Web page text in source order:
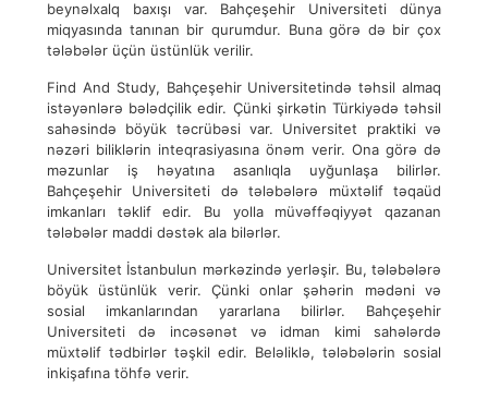
beynəlxalq baxışı var. Bahçeşehir Universiteti dünya
miqyasında tanınan bir qurumdur. Buna görə də bir çox
tələbələr üçün üstünlük verilir.
Find And Study, Bahçeşehir Universitetində təhsil almaq
istəyənlərə bələdçilik edir. Çünki şirkətin Türkiyədə təhsil
sahəsində böyük təcrübəsi var. Universitet praktiki və
nəzəri biliklərin inteqrasiyasına önəm verir. Ona görə də
məzunlar iş həyatına asanlıqla uyğunlaşa bilirlər.
Bahçeşehir Universiteti də tələbələrə müxtəlif təqaüd
imkanları təklif edir. Bu yolla müvəffəqiyyət qazanan
tələbələr maddi dəstək ala bilərlər.
Universitet İstanbulun mərkəzində yerləşir. Bu, tələbələrə
böyük üstünlük verir. Çünki onlar şəhərin mədəni və
sosial imkanlarından yararlana bilirlər. Bahçeşehir
Universiteti də incəsənət və idman kimi sahələrdə
müxtəlif tədbirlər təşkil edir. Beləliklə, tələbələrin sosial
inkişafına töhfə verir.